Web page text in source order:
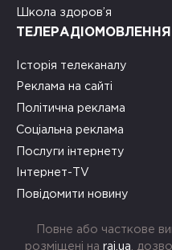
Школа здоров’я
ТЕЛЕРАДІОМОВЛЕННЯ
Історія телеканалу
Реклама на сайті
Політична реклама
Соціальна реклама
Послуги інтернету
Інтернет-TV
Повідомити новину
Повне або часткове
розміщені на rai.ua ,